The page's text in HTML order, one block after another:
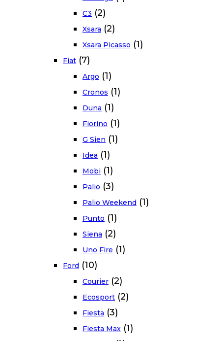
C3 (2)
Xsara (2)
Xsara Picasso (1)
Fiat (7)
Argo (1)
Cronos (1)
Duna (1)
Fiorino (1)
G Sien (1)
Idea (1)
Mobi (1)
Palio (3)
Palio Weekend (1)
Punto (1)
Siena (2)
Uno Fire (1)
Ford (10)
Courier (2)
Ecosport (2)
Fiesta (3)
Fiesta Max (1)